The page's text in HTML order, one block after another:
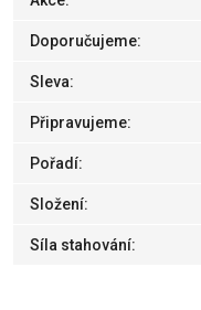
Doporučujeme:
Sleva:
Připravujeme:
Pořadí:
Složení:
Síla stahování: